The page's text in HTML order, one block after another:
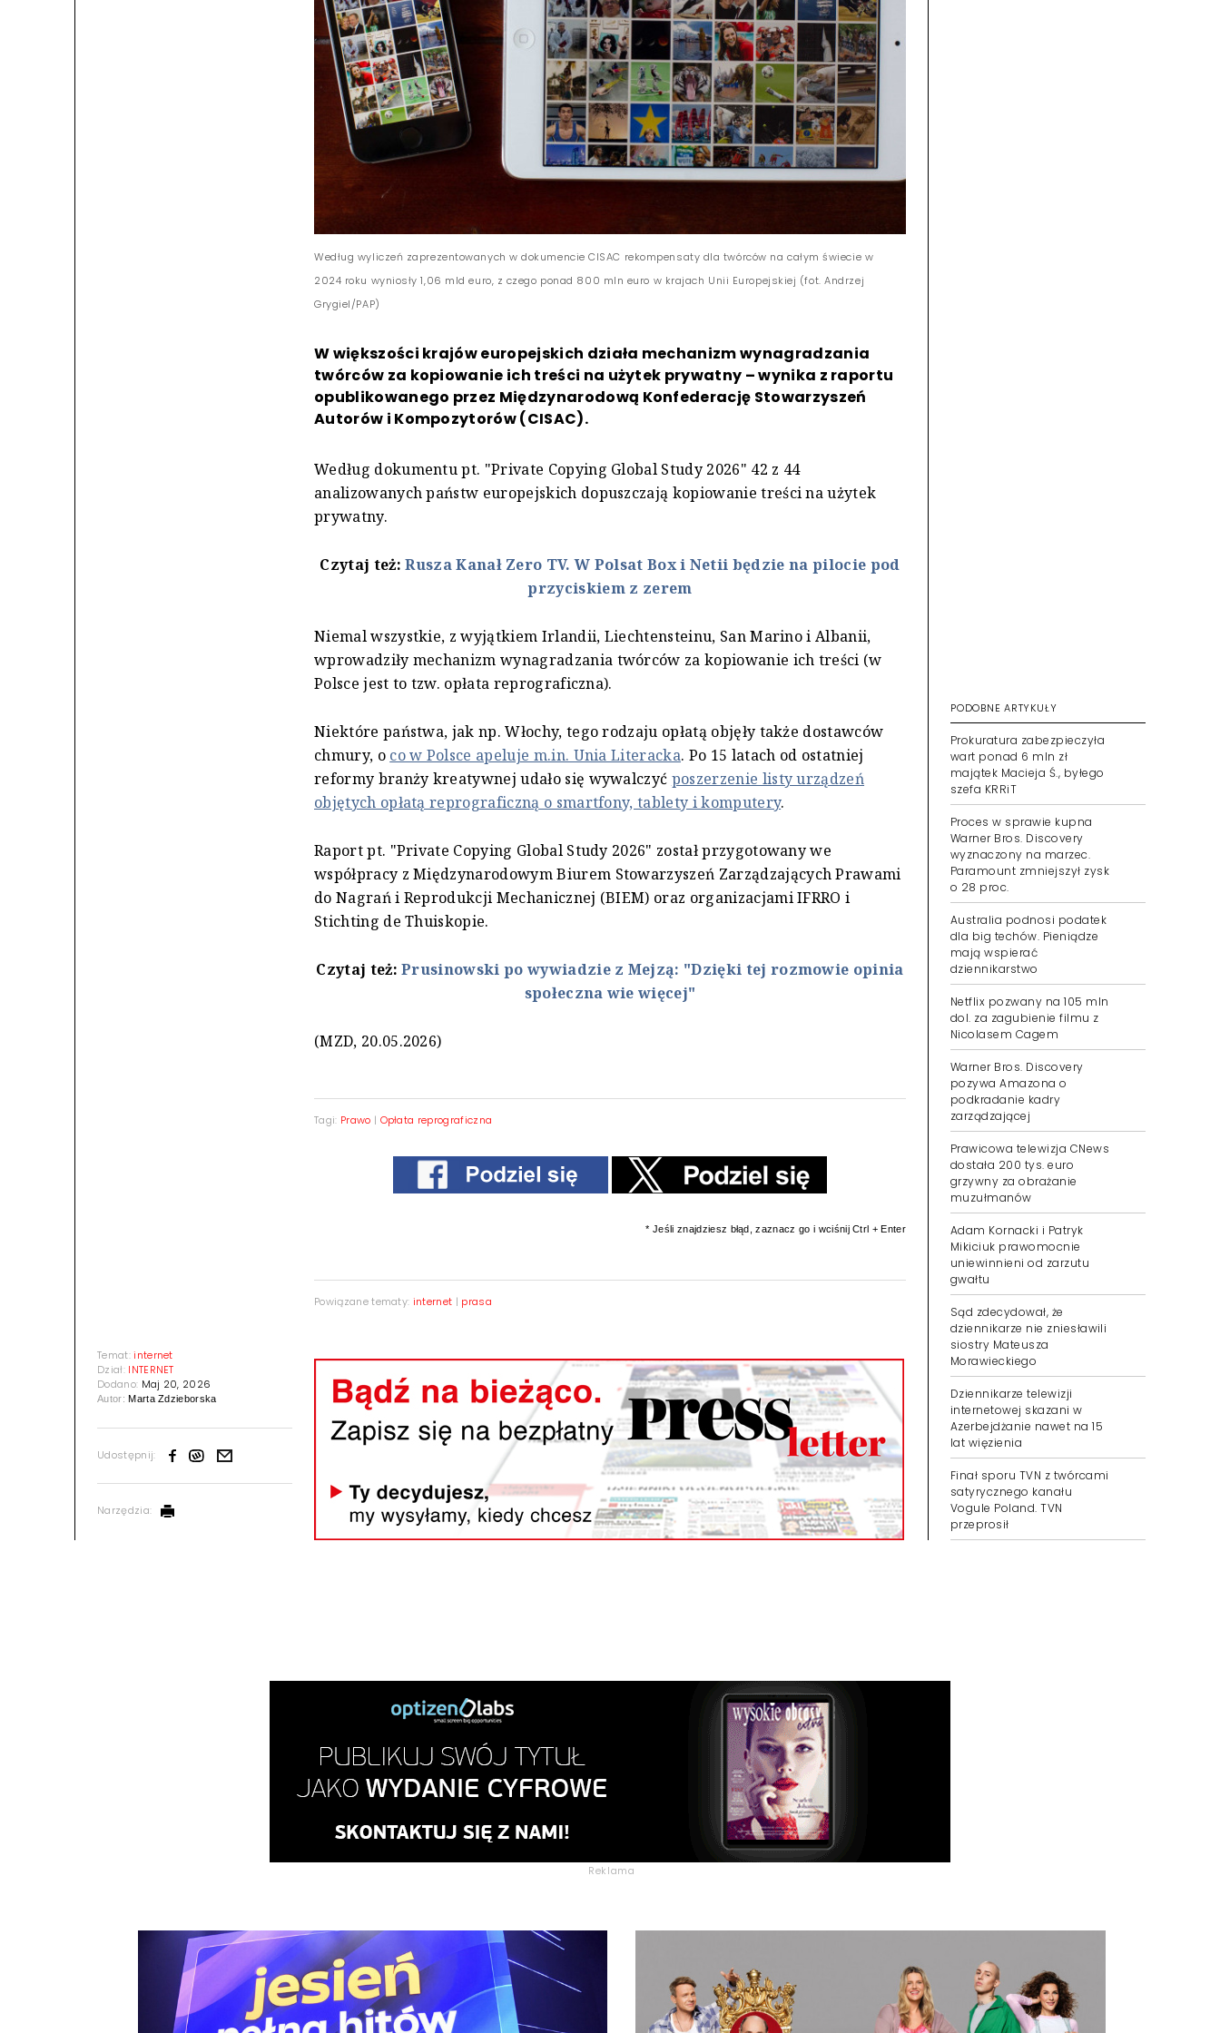
Temat:internet
Dział: INTERNET
Dodano: Maj 20, 2026
Autor:Marta Zdzieborska
Udostępnij:
Narzędzia:
Według wyliczeń zaprezentowanych w dokumencie CISAC rekompensaty dla twórców na całym świecie w
2024 roku wyniosły 1,06 mld euro, z czego ponad 800 mln euro w krajach Unii Europejskiej (fot. Andrzej
Grygiel/PAP)
W większości krajów europejskich działa mechanizm wynagradzania
twórców za kopiowanie ich treści na użytek prywatny – wynika z raportu
opublikowanego przez Międzynarodową Konfederację Stowarzyszeń
Autorów i Kompozytorów (CISAC).
Według dokumentu pt. "Private Copying Global Study 2026" 42 z 44
analizowanych państw europejskich dopuszczają kopiowanie treści na użytek
prywatny.
Czytaj też:Rusza Kanał Zero TV. W Polsat Box i Netii będzie na pilocie pod
przyciskiem z zerem
Niemal wszystkie, z wyjątkiem Irlandii, Liechtensteinu, San Marino i Albanii,
wprowadziły mechanizm wynagradzania twórców za kopiowanie ich treści (w
Polsce jest to tzw. opłata reprograficzna).
Niektóre państwa, jak np. Włochy, tego rodzaju opłatą objęły także dostawców
chmury, o co w Polsce apeluje m.in. Unia Literacka. Po 15 latach od ostatniej
reformy branży kreatywnej udało się wywalczyć poszerzenie listy urządzeń
objętych opłatą reprograficzną o smartfony, tablety i komputery.
Raport pt. "Private Copying Global Study 2026" został przygotowany we
współpracy z Międzynarodowym Biurem Stowarzyszeń Zarządzających Prawami
do Nagrań i Reprodukcji Mechanicznej (BIEM) oraz organizacjami IFRRO i
Stichting de Thuiskopie.
Czytaj też:Prusinowski po wywiadzie z Mejzą: "Dzięki tej rozmowie opinia
społeczna wie więcej"
(MZD, 20.05.2026)
Tagi: Prawo | Opłata reprograficzna
* Jeśli znajdziesz błąd, zaznacz go i wciśnij Ctrl + Enter
Powiązane tematy: internet | prasa
PODOBNE ARTYKUŁY
Prokuratura zabezpieczyła
wart ponad 6 mln zł
majątek Macieja Ś., byłego
szefa KRRiT
Proces w sprawie kupna
Warner Bros. Discovery
wyznaczony na marzec.
Paramount zmniejszył zysk
o 28 proc.
Australia podnosi podatek
dla big techów. Pieniądze
mają wspierać
dziennikarstwo
Netflix pozwany na 105 mln
dol. za zagubienie filmu z
Nicolasem Cagem
Warner Bros. Discovery
pozywa Amazona o
podkradanie kadry
zarządzającej
Prawicowa telewizja CNews
dostała 200 tys. euro
grzywny za obrażanie
muzułmanów
Adam Kornacki i Patryk
Mikiciuk prawomocnie
uniewinnieni od zarzutu
gwałtu
Sąd zdecydował, że
dziennikarze nie zniesławili
siostry Mateusza
Morawieckiego
Dziennikarze telewizji
internetowej skazani w
Azerbejdżanie nawet na 15
lat więzienia
Finał sporu TVN z twórcami
satyrycznego kanału
Vogule Poland. TVN
przeprosił
Reklama